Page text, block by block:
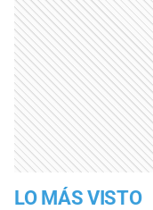
LO MÁS VISTO